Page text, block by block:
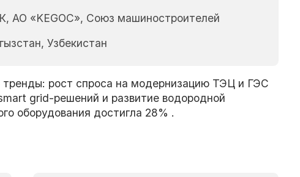
АО «KEGOC», Союз машиностроителей
Узбекистан
рост спроса на модернизацию ТЭЦ и ГЭС
grid-решений и развитие водородной
оборудования достигла 28% .